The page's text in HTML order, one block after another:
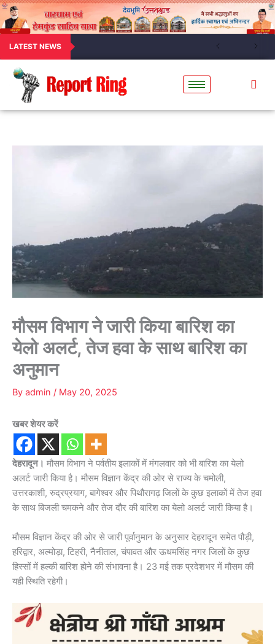
LATEST NEWS
मौसम विभाग ने जारी किया बारिश का
येलो अलर्ट, तेज हवा के साथ बारिश का
अनुमान
By admin / May 20, 2025
खबर शेयर करें
देहरादून। मौसम विभाग ने पर्वतीय इलाकों में मंगलवार को भी बारिश का येलो
अलर्ट जारी किया है। मौसम विज्ञान केंद्र की ओर से राज्य के चमोली,
उत्तरकाशी, रुद्रप्रयाग, बागेश्वर और पिथौरागढ़ जिलों के कुछ इलाकों में तेज हवा
के साथ बिजली चमकने और तेज दौर की बारिश का येलो अलर्ट जारी किया है।
मौसम विज्ञान केंद्र की ओर से जारी पूर्वानुमान के अनुसार देहरादून समेत पौड़ी,
हरिद्वार, अल्मोड़ा, टिहरी, नैनीताल, चंपावत और ऊधमसिंह नगर जिलों के कुछ
हिस्सों में हल्की बारिश होने की संभावना है। 23 मई तक प्रदेशभर में मौसम की
यही स्थिति रहेगी।